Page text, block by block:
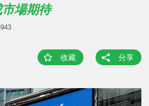
市場期待
收藏 分享